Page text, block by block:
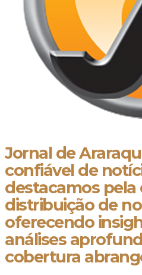
Jornal de
confiável de
destacamos pela
distribuição de
oferecendo
análises
cobertura